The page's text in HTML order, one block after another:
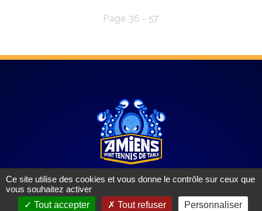
Page 36 - 57
Amiens Sport Tennis de Table
304 rue Gauthier de Rumilly
Ce site utilise des cookies et vous donne le contrôle sur ceux que
vous souhaitez activer
Tout accepter
Tout refuser Personnaliser